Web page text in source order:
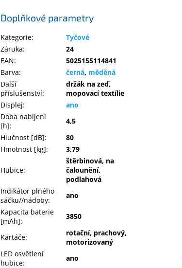
Doplňkové parametry
Kategorie:
Tyčové
Záruka:
24
EAN:
5025155114841
Barva: černá, měděná
Další
příslušenství:
držák na zeď,
mopovací textílie
Displej:
ano
Doba nabíjení
[h]:
4,5
Hlučnost [dB]:
80
Hmotnost [kg]: 3,79
Hubice:
štěrbinová, na
čalounění,
podlahová
Indikátor plného
sáčku//nádoby:
ano
Kapacita baterie
[mAh]:
3850
Kartáče:
rotační, prachový,
motorizovaný
LED osvětlení
hubice:
ano